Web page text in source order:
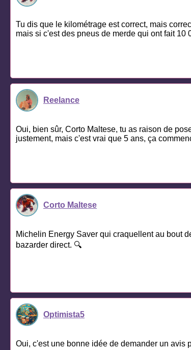
Tu dis que le kilométrage est correct, mais
mais si c'est des pneus de merde qui ont fait
Reelance
Oui, bien sûr, Corto Maltese, tu as raison de
justement, mais c'est vrai que 5 ans, ça
Corto Maltese
Michelin Energy Saver qui craquellent au bout
bazarder direct. 🔍
Optimista5
Oui, c'est une bonne idée de demander un avis